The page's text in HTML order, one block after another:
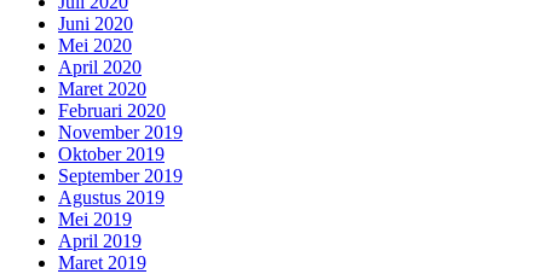
Juni 2020
Mei 2020
April 2020
Maret 2020
Februari 2020
November 2019
Oktober 2019
September 2019
Agustus 2019
Mei 2019
April 2019
Maret 2019